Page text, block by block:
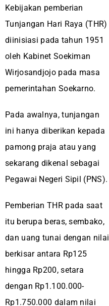
Kebijakan pemberian
Tunjangan Hari Raya (THR)
diinisiasi pada tahun 1951
oleh Kabinet Soekiman
Wirjosandjojo pada masa
pemerintahan Soekarno.
Pada awalnya, tunjangan
ini hanya diberikan kepada
pamong praja atau yang
sekarang dikenal sebagai
Pegawai Negeri Sipil (PNS).
Pemberian THR pada saat
itu berupa beras, sembako,
dan uang tunai dengan nilai
berkisar antara Rp125
hingga Rp200, setara
dengan Rp1.100.000-
Rp1.750.000 dalam nilai